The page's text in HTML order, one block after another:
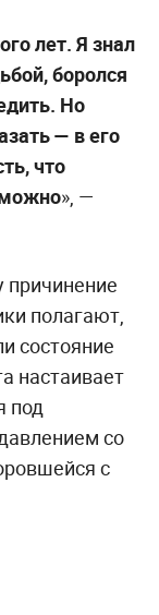
лет. Я знал
боролся
Но
— в его
что
», —
полагают,
состояние
настаивает
под
со
с